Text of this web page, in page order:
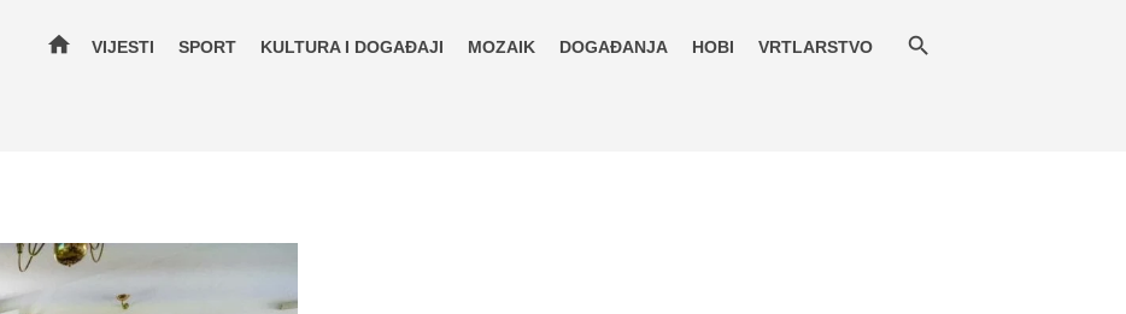
home VIJESTI SPORT KULTURA I DOGAĐAJI MOZAIK DOGAĐANJA HOBI VRTLARSTVO